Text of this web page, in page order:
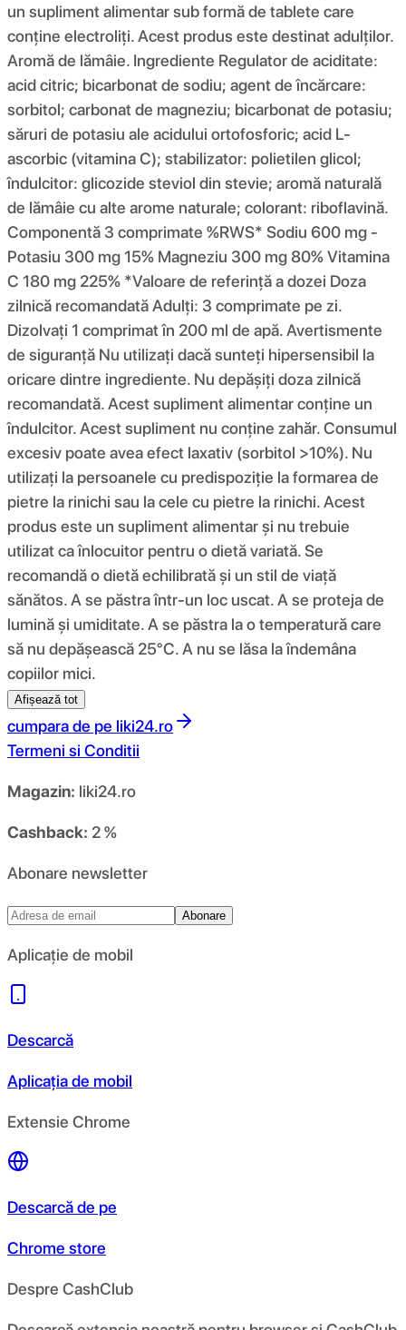
un supliment alimentar sub formă de tablete care
conține electroliți. Acest produs este destinat adulților.
Aromă de lămâie. Ingrediente Regulator de aciditate:
acid citric; bicarbonat de sodiu; agent de încărcare:
sorbitol; carbonat de magneziu; bicarbonat de potasiu;
săruri de potasiu ale acidului ortofosforic; acid L-
ascorbic (vitamina C); stabilizator: polietilen glicol;
îndulcitor: glicozide steviol din stevie; aromă naturală
de lămâie cu alte arome naturale; colorant: riboflavină.
Componentă 3 comprimate %RWS* Sodiu 600 mg -
Potasiu 300 mg 15% Magneziu 300 mg 80% Vitamina
C 180 mg 225% *Valoare de referință a dozei Doza
zilnică recomandată Adulți: 3 comprimate pe zi.
Dizolvați 1 comprimat în 200 ml de apă. Avertismente
de siguranță Nu utilizați dacă sunteți hipersensibil la
oricare dintre ingrediente. Nu depășiți doza zilnică
recomandată. Acest supliment alimentar conține un
îndulcitor. Acest supliment nu conține zahăr. Consumul
excesiv poate avea efect laxativ (sorbitol >10%). Nu
utilizați la persoanele cu predispoziție la formarea de
pietre la rinichi sau la cele cu pietre la rinichi. Acest
produs este un supliment alimentar și nu trebuie
utilizat ca înlocuitor pentru o dietă variată. Se
recomandă o dietă echilibrată și un stil de viață
sănătos. A se păstra într-un loc uscat. A se proteja de
lumină și umiditate. A se păstra la o temperatură care
să nu depășească 25°C. A nu se lăsa la îndemâna
copiilor mici.
Afișează tot
cumpara de pe liki24.ro
Termeni si Conditii
Magazin: liki24.ro
Cashback: 2 %
Abonare newsletter
Abonare
Aplicație de mobil
Descarcă
Aplicația de mobil
Extensie Chrome
Descarcă de pe
Chrome store
Despre CashClub